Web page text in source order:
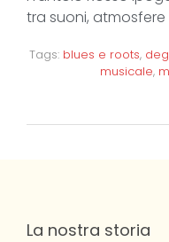
tra suoni, atmosfere
Tags: blues e roots,
musicale,
La nostra storia